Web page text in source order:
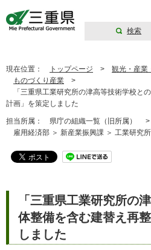
検索
現在位置： トップページ > 観光・産業
ものづくり産業 >
「三重県工業研究所の津高等技術学校と
計画」を策定しました
担当所属：
県庁の組織一覧（旧所属） >
雇用経済部 ＞ 新産業振興課 ＞ 工業研究
「三重県工業研究所の
体整備を含む建替え再
しました